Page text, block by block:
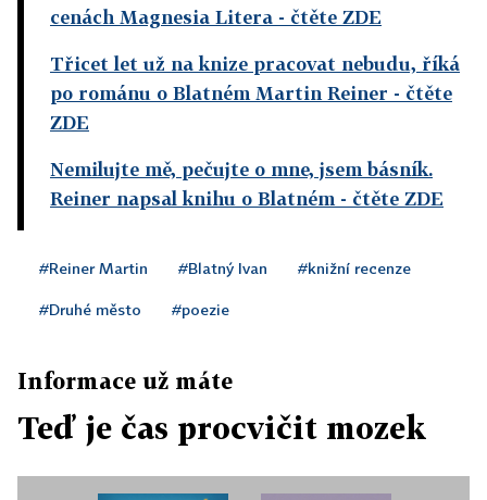
cenách Magnesia Litera - čtěte ZDE
Třicet let už na knize pracovat nebudu, říká
po románu o Blatném Martin Reiner - čtěte
ZDE
Nemilujte mě, pečujte o mne, jsem básník.
Reiner napsal knihu o Blatném - čtěte ZDE
#Reiner Martin #Blatný Ivan #knižní recenze
#Druhé město #poezie
Informace už máte
Teď je čas procvičit mozek